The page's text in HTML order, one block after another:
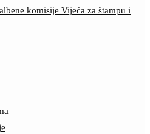
komisije Vijeća za štampu i